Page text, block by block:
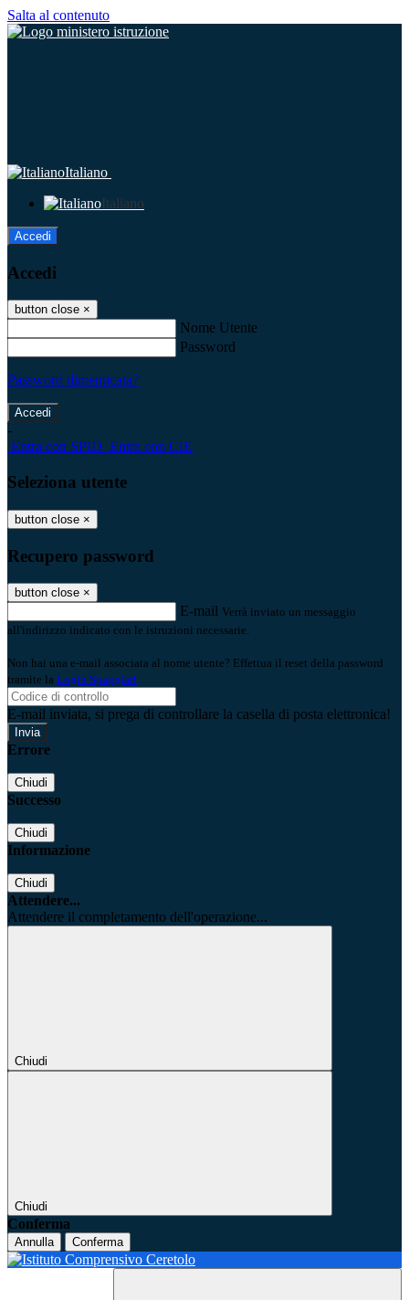
Salta al contenuto
Italiano
Italiano
Accedi
Accedi
button close ×
Nome Utente
Password
Password dimenticata?
-
Entra con SPID Entra con CIE
Seleziona utente
button close ×
Recupero password
button close ×
E-mail Verrà inviato un messaggio
all'indirizzo indicato con le istruzioni necessarie.
Non hai una e-mail associata al nome utente? Effettua il reset della password
tramite la Login Spaggiari
E-mail inviata, si prega di controllare la casella di posta elettronica!
Errore
Chiudi
Successo
Chiudi
Informazione
Chiudi
Attendere...
Attendere il completamento dell'operazione...
Chiudi
Chiudi
Conferma
Annulla Conferma